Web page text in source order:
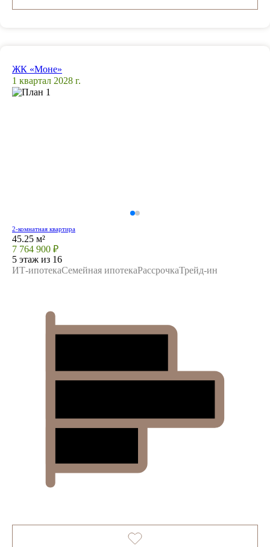
ЖК «Моне»
1 квартал 2028 г.
2-комнатная квартира
45.25 м²
7 764 900 ₽
5 этаж из 16
ИТ-ипотекаСемейная ипотекаРассрочкаТрейд-ин